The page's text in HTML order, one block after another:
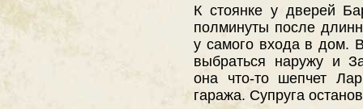
К стоянке у дверей
полминуты после
у самого входа в дом.
выбраться наружу и
она что-то шепчет
гаража. Супруга